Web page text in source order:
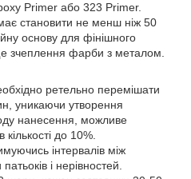
Primer або 323 Primer.
становити не менш ніж 50
основу для фінішного
зчеплення фарби з металом.
ретельно перемішати
уникаючи утворення
нанесення, можливе
в кількості до 10%.
інтервалів між
і нерівностей.